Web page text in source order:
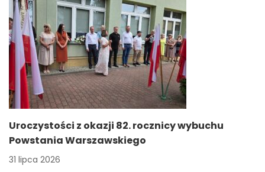
im. Powstańców
Warszawy w
Mazowieckim
Uroczystości z okazji 82. rocznicy wybuchu
Powstania Warszawskiego
31 lipca 2026